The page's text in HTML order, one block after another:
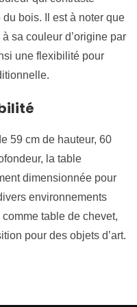
bois. Il est à noter que
sa couleur d’origine par
une flexibilité pour
59 cm de hauteur, 60
la table
dimensionnée pour
environnements
table de chevet,
pour des objets d’art.